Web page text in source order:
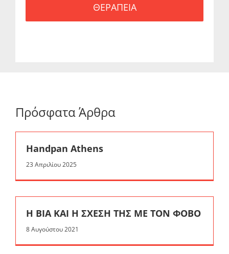
ΘΕΡΑΠΕΙΑ
Πρόσφατα Άρθρα
Handpan Athens
23 Απριλίου 2025
Η ΒΙΑ ΚΑΙ Η ΣΧΕΣΗ ΤΗΣ ΜΕ ΤΟΝ ΦΟΒΟ
8 Αυγούστου 2021